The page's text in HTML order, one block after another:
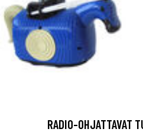
RADIO-OHJATTAVAT